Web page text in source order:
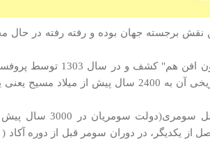
برجسته جهان بوده و رفته رفته در حال
حسن حبیبی فهلیانی می گوید: نقش برجسته کورنگون در سال 1300 به وسیله "بارون افن هم" کشف و در سال
«ارنست هرتسفلد آلمانی» مورد کاوش علمی باستانشناسی قرار گرفت و قدمت تاریخی آن به 2400 سال پیش از میلاد
نقش برجسته کورنگون، ایلامی و بومی منطقه است و بعضی از جزییات آن از اصل سومری(دولت سومریان
یکدیگر، در دوران سومر قبل از دوره آکاد (